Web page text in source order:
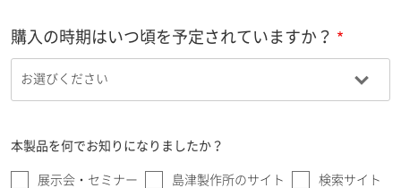
購入の時期はいつ頃を予定されていますか？
本製品を何でお知りになりましたか？
展示会・セミナー 島津製作所のサイト 検索サイト